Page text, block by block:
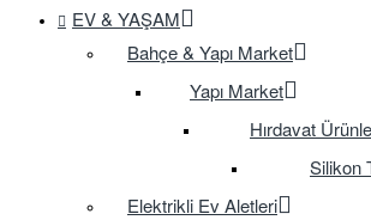
EV & YAŞAM
Bahçe & Yapı Market
Yapı Market
Hırdavat
Silikon
Elektrikli Ev Aletleri